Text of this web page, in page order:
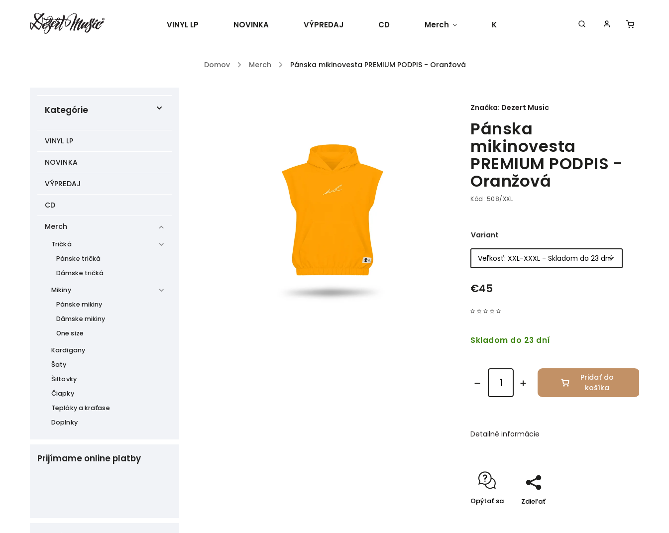
VINYL LP NOVINKA VÝPREDAJ CD Merch Kontakty Moja objednávka
Domov / Merch / Pánska mikinovesta PREMIUM PODPIS - Oranžová
Kategórie
VINYL LP
NOVINKA
VÝPREDAJ
CD
Merch
Tričká
Pánske tričká
Dámske tričká
Mikiny
Pánske mikiny
Dámske mikiny
One size
Kardigany
Šaty
Šiltovky
Čiapky
Tepláky a kraťase
Doplnky
Prijímame online platby
Pánska
mikinovesta
PREMIUM PODPIS -
Oranžová
Kód: 508/XXL
€45
Značka: Dezert Music
Skladom do 23 dní
Variant
Pridať do
košíka
Detailné informácie
Opýtať sa Zdieľať